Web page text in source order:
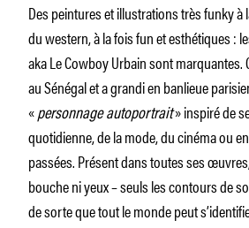
Des peintures et illustrations très funky à
du western, à la fois fun et esthétiques :
aka Le Cowboy Urbain sont marquantes.
au Sénégal et a grandi en banlieue
«personnage autoportrait» inspiré de
quotidienne, de la mode, du cinéma ou
passées. Présent dans toutes ses
bouche ni yeux – seuls les contours de
de sorte que tout le monde peut